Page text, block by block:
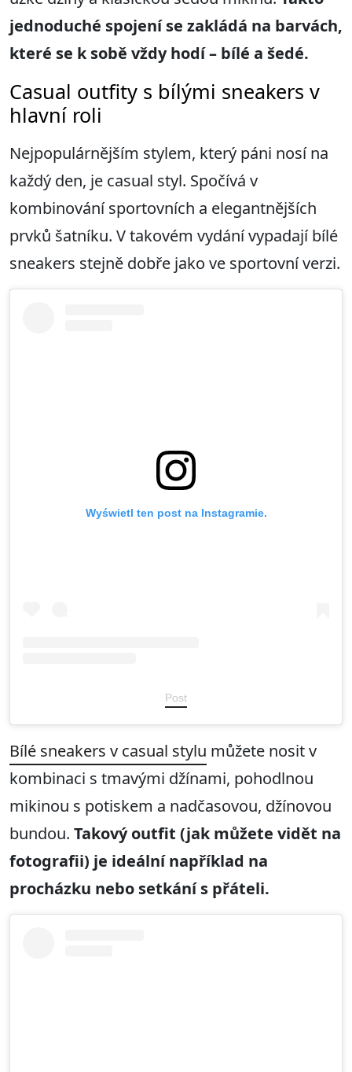
jednoduché spojení se zakládá na barvách,
které se k sobě vždy hodí – bílé a šedé.
Casual outfity s bílými sneakers v
hlavní roli
Nejpopulárnějším stylem, který páni nosí na
každý den, je casual styl. Spočívá v
kombinování sportovních a elegantnějších
prvků šatníku. V takovém vydání vypadají bílé
sneakers stejně dobře jako ve sportovní verzi.
Wyświetl ten post na Instagramie.
Post
Bílé sneakers v casual stylu můžete nosit v
kombinaci s tmavými džínami, pohodlnou
mikinou s potiskem a nadčasovou, džínovou
bundou. Takový outfit (jak můžete vidět na
fotografii) je ideální například na
procházku nebo setkání s přáteli.